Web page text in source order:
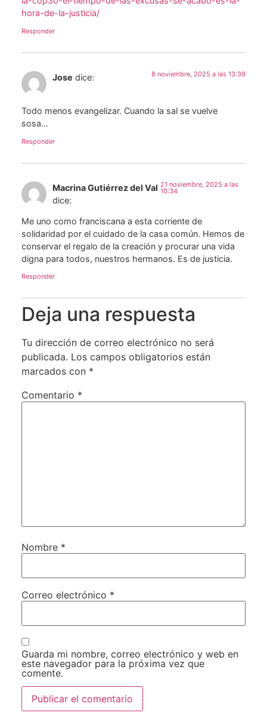
hora-de-la-justicia/
Responder
Jose dice: 8 noviembre, 2025 a las 13:39
Todo menos evangelizar. Cuando la sal se vuelve
sosa…
Responder
Macrina Gutiérrez del Val
dice:
21 noviembre, 2025 a las
10:34
Me uno como franciscana a esta corriente de
solidaridad por el cuidado de la casa común. Hemos de
conservar el regalo de la creación y procurar una vida
digna para todos, nuestros hermanos. Es de justicia.
Responder
Deja una respuesta
Tu dirección de correo electrónico no será
publicada. Los campos obligatorios están
marcados con *
Comentario *
Nombre *
Correo electrónico *
Guarda mi nombre, correo electrónico y web en
este navegador para la próxima vez que
comente.